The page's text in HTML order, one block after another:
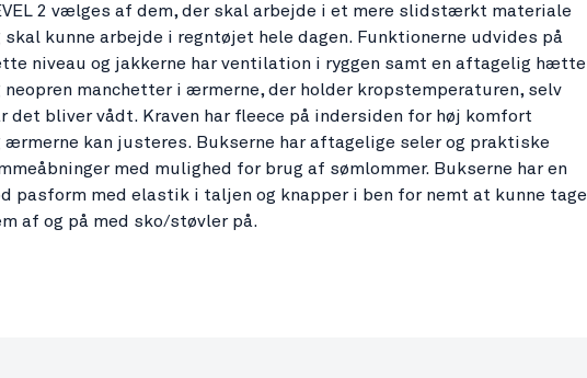
2 vælges af dem, der skal arbejde i et mere slidstærkt materiale
skal kunne arbejde i regntøjet hele dagen. Funktionerne udvides på
niveau og jakkerne har ventilation i ryggen samt en aftagelig hætte
neopren manchetter i ærmerne, der holder kropstemperaturen, selv
det bliver vådt. Kraven har fleece på indersiden for høj komfort
ærmerne kan justeres. Bukserne har aftagelige seler og praktiske
med mulighed for brug af sømlommer. Bukserne har en
pasform med elastik i taljen og knapper i ben for nemt at kunne tage
af og på med sko/støvler på.